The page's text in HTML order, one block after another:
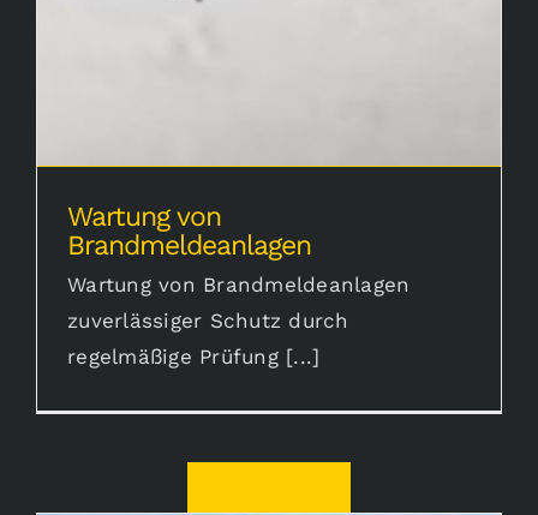
Wartung von
Brandmeldeanlagen
Wartung von Brandmeldeanlagen
zuverlässiger Schutz durch
regelmäßige Prüfung [...]